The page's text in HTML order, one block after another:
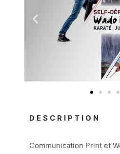
DESCRIPTION
Communication Print et